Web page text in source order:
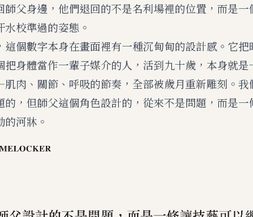
師父身邊，他們退回的不是名利場裡的位置，而是一
水校準過的姿態。
這個數字本身在畫面裡有一種沉甸甸的設計感。它把
把身體當作一輩子媒介的人，活到九十歲，本身就是
肉、關節、呼吸的節奏，全部被歲月重新雕刻。我
的，但師父這個角色設計的，從來不是問題，而是一
的河牀。